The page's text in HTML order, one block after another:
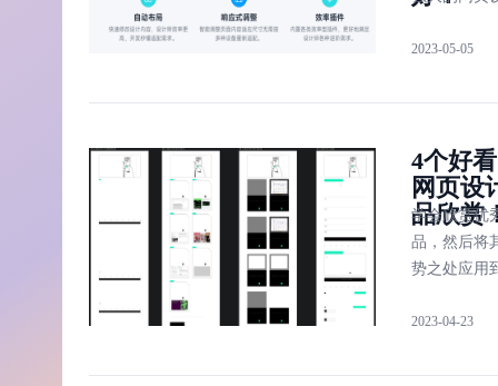
计、Adobe
Figma、
2023-05-05
4个好
网页设
品欣赏
学会欣赏优
品，然后将
势之处应用
中。接下来
好看的网页
2023-04-23